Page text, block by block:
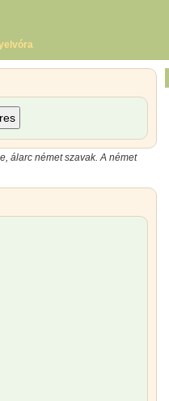
álarc német szavak. A német